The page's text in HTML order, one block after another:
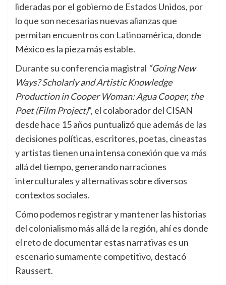
lideradas por el gobierno de Estados Unidos, por
lo que son necesarias nuevas alianzas que
permitan encuentros con Latinoamérica, donde
México es la pieza más estable.
Durante su conferencia magistral “Going New
Ways? Scholarly and Artistic Knowledge
Production in Cooper Woman: Agua Cooper, the
Poet (Film Project)”, el colaborador del CISAN
desde hace 15 años puntualizó que además de las
decisiones políticas, escritores, poetas, cineastas
y artistas tienen una intensa conexión que va más
allá del tiempo, generando narraciones
interculturales y alternativas sobre diversos
contextos sociales.
Cómo podemos registrar y mantener las historias
del colonialismo más allá de la región, ahí es donde
el reto de documentar estas narrativas es un
escenario sumamente competitivo, destacó
Raussert.